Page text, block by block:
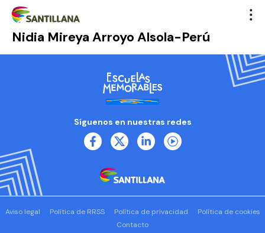
Nidia Mireya Arroyo Alsola-Perú
Síguenos en nuestras redes
Aviso legal Política de RRSS Política de privacidad
Política de cookies
Contacto